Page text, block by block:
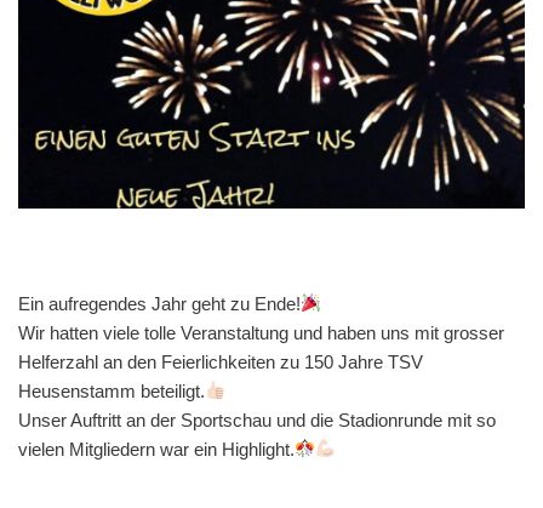
Ein aufregendes Jahr geht zu Ende!
Wir hatten viele tolle Veranstaltung und haben uns mit grosser
Helferzahl an den Feierlichkeiten zu 150 Jahre TSV
Heusenstamm beteiligt.
Unser Auftritt an der Sportschau und die Stadionrunde mit so
vielen Mitgliedern war ein Highlight.